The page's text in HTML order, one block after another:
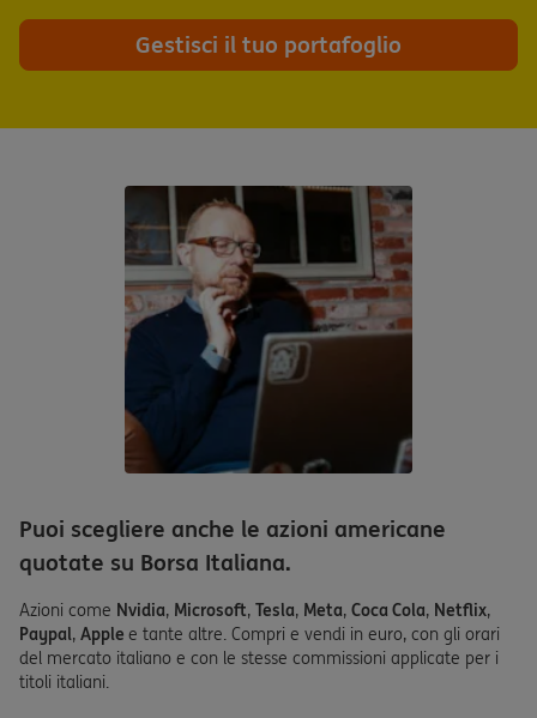
Gestisci il tuo portafoglio
Puoi scegliere anche le azioni americane
quotate su Borsa Italiana.
Azioni come Nvidia, Microsoft, Tesla, Meta, Coca Cola, Netflix,
Paypal, Apple e tante altre. Compri e vendi in euro, con gli orari
del mercato italiano e con le stesse commissioni applicate per i
titoli italiani.